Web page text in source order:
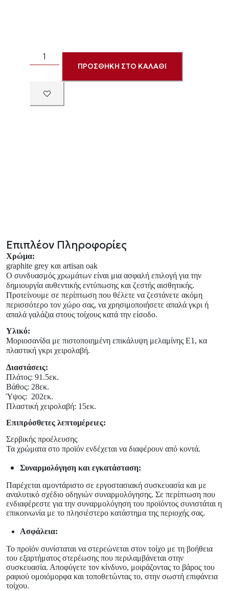
ΠΡΟΣΘΗΚΗ ΣΤΟ ΚΑΛΑΘΙ
Επιπλέον Πληροφορίες
Χρώμα:
graphite grey και artisan oak
Ο συνδυασμός χρωμάτων είναι μια ασφαλή επιλογή για την
δημιουργία αυθεντικής εντύπωσης και ζεστής αισθητικής.
Προτείνουμε σε περίπτωση που θέλετε να ζεστάνετε ακόμη
περισσότερο τον χώρο σας, να χρησιμοποιήσετε απαλά γκρι ή
απαλά γαλάζια στους τοίχους κατά την είσοδο.
Υλικό:
Μοριοσανίδα με πιστοποιημένη επικάλυψη μελαμίνης Ε1, κα
πλαστική γκρι χειρολαβή.
Διαστάσεις:
Πλάτος: 91.5εκ.
Βάθος: 28εκ.
Ύψος: 202εκ.
Πλαστική χειρολαβή: 15εκ.
Επιπρόσθετες λεπτομέρειες:
Σερβικής προέλευσης
Τα χρώματα στο προϊόν ενδέχεται να διαφέρουν από κοντά.
Συναρμολόγηση και εγκατάσταση:
Παρέχεται αμοντάριστο σε εργοστασιακή συσκευασία και με
αναλυτικό σχέδιο οδηγιών συναρμολόγησης. Σε περίπτωση που
ενδιαφέρεστε για την συναρμολόγηση του προϊόντος συνιστάται η
επικοινωνία με το πλησιέστερο κατάστημα της περιοχής σας.
Ασφάλεια:
Το προϊόν συνίσταται να στερεώνεται στον τοίχο με τη βοήθεια
του εξαρτήματος στερέωσης που περιλαμβάνεται στην
συσκευασία. Αποφύγετε τον κίνδυνο, μοιράζοντας το βάρος του
ραφιού ομοιόμορφα και τοποθετώντας το, στην σωστή επιφάνεια
τοίχου.